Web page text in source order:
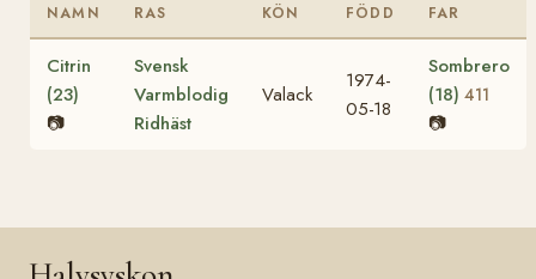
NAMN RAS KÖN FÖDD FAR
Citrin
(23)
📷
Svensk
Varmblodig
Ridhäst
Valack
1974-
05-18
Sombrero
(18) 411
📷